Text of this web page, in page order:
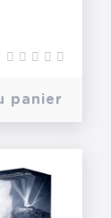
panier